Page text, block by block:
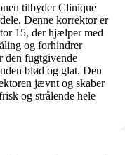
tilbyder Clinique
Denne korrektor er
15, der hjælper med
og forhindrer
den fugtgivende
blød og glat. Den
jævnt og skaber
og strålende hele